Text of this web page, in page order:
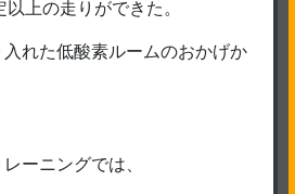
上の走りができた。
れた低酸素ルームのおかげか
ーニングでは、